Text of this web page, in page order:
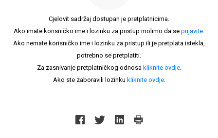
Cjelovit sadržaj dostupan je pretplatnicima.
Ako imate korisničko ime i lozinku za pristup molimo da se prijavite.
Ako nemate korisničko ime i lozinku za pristup ili je pretplata istekla,
potrebno se pretplatiti.
Za zasnivanje pretplatničkog odnosa kliknite ovdje.
Ako ste zaboravili lozinku kliknite ovdje.